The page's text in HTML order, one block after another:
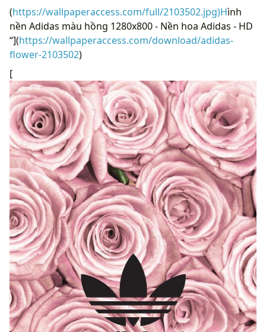
(https://wallpaperaccess.com/full/2103502.jpg)Hình
nền Adidas màu hồng 1280x800 - Nền hoa Adidas - HD
“](https://wallpaperaccess.com/download/adidas-
flower-2103502)
[